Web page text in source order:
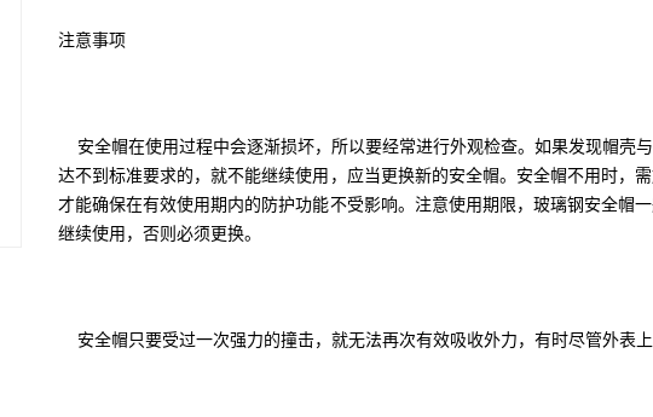
注意事项
安全帽在使用过程中会逐渐损坏，所以要经常进行外观检查。如果发现帽壳
达不到标准要求的，就不能继续使用，应当更换新的安全帽。安全帽不用时，
才能确保在有效使用期内的防护功能不受影响。注意使用期限，玻璃钢安全帽
继续使用，否则必须更换。
安全帽只要受过一次强力的撞击，就无法再次有效吸收外力，有时尽管外表